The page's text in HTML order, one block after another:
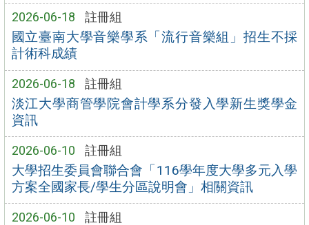
2026-06-18 註冊組
國立臺南大學音樂學系「流行音樂組」招生不採
計術科成績
2026-06-18 註冊組
淡江大學商管學院會計學系分發入學新生獎學金
資訊
2026-06-10 註冊組
大學招生委員會聯合會「116學年度大學多元入學
方案全國家長/學生分區說明會」相關資訊
2026-06-10 註冊組